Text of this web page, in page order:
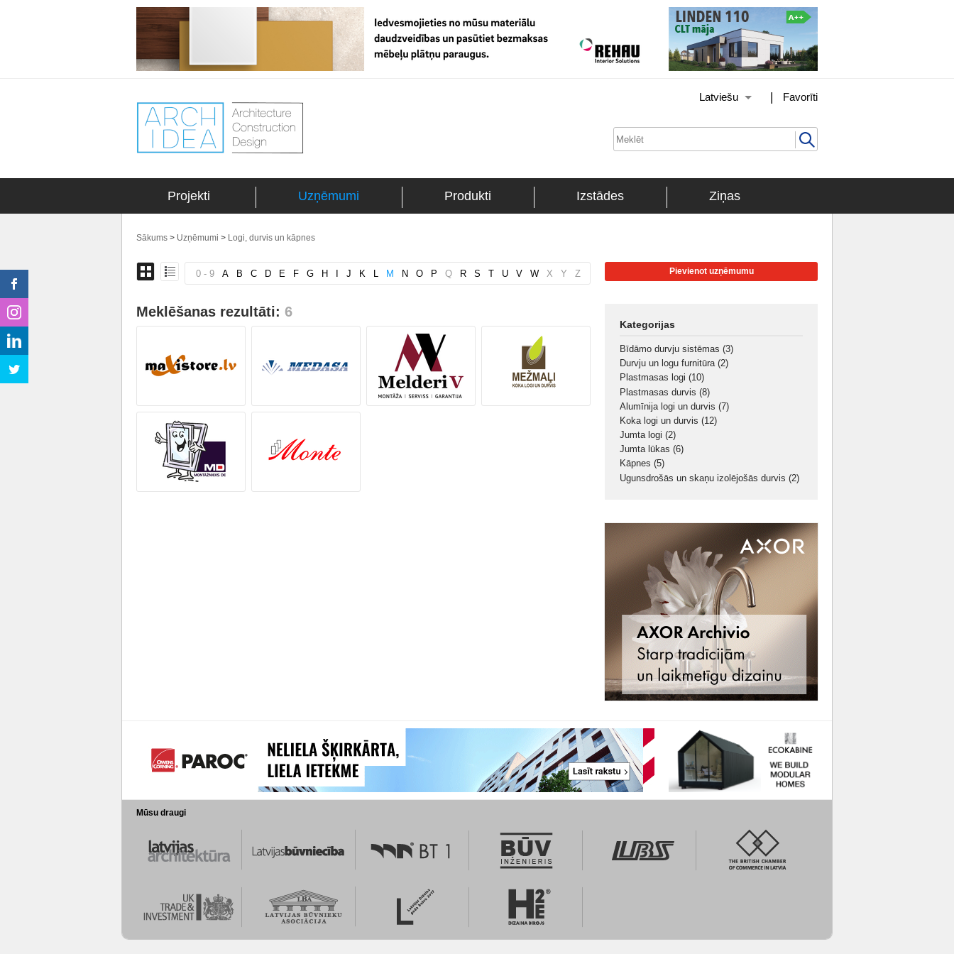
Favorīti
|
Latviešu
Projekti Uzņēmumi Produkti Izstādes Ziņas
Sākums > Uzņēmumi > Logi, durvis un kāpnes
0 - 9 A B C D E F G H J K L M N O P Q R S T U V W X Y Z
Meklēšanas rezultāti: 6
Pievienot uzņēmumu
Kategorijas
Bīdāmo durvju sistēmas (3)
Durvju un logu furnitūra (2)
Plastmasas logi (10)
Plastmasas durvis (8)
Alumīnija logi un durvis (7)
Koka logi un durvis (12)
Jumta logi (2)
Jumta lūkas (6)
Kāpnes (5)
Ugunsdrošās un skaņu izolējošās durvis (2)
Mūsu draugi